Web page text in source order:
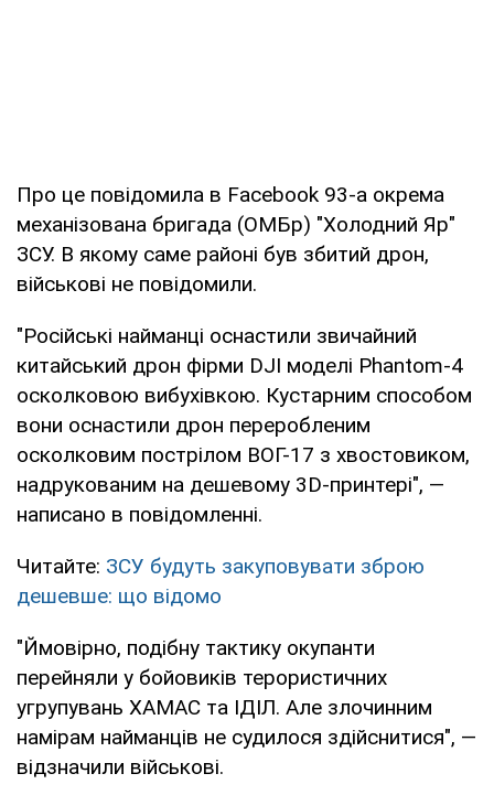
Про це повідомила в Facebook 93-а окрема
механізована бригада (ОМБр) "Холодний Яр"
ЗСУ. В якому саме районі був збитий дрон,
військові не повідомили.
"Російські найманці оснастили звичайний
китайський дрон фірми DJI моделі Phantom-4
осколковою вибухівкою. Кустарним способом
вони оснастили дрон переробленим
осколковим пострілом ВОГ-17 з хвостовиком,
надрукованим на дешевому 3D-принтері", —
написано в повідомленні.
Читайте: ЗСУ будуть закуповувати зброю
дешевше: що відомо
"Ймовірно, подібну тактику окупанти
перейняли у бойовиків терористичних
угрупувань ХАМАС та ІДІЛ. Але злочинним
намірам найманців не судилося здійснитися", —
відзначили військові.